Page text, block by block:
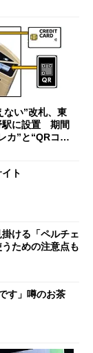
ない”改札、東
駅に設置 期間
カ”と“QRコー
ト
ける「ペルチェ
ための注意点も
す」噂のお茶